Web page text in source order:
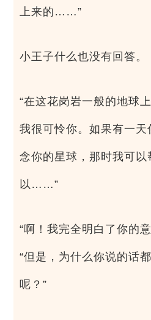
上来的……”
小王子什么也没有回答。
“在这花岗岩一般的地球
我很可怜你。如果有一
念你的星球，那时我可以
以……”
“啊！我完全明白了你的
“但是，为什么你说的话
呢？”